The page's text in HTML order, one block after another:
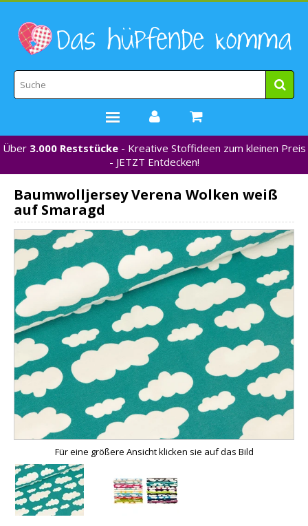
STOFFE
WEBBÄNDER
MARKEN
*NEU*
NÄHZUBEHÖR
GUTSCHEINE
% REDUZIERT %
KONTAKT
Über 3.000 Reststücke- Kreative Stoffideen zum kleinen Preis
- JETZT Entdecken!
Baumwolljersey Verena Wolken weiß
auf Smaragd
Für eine größere Ansicht klicken sie auf das Bild